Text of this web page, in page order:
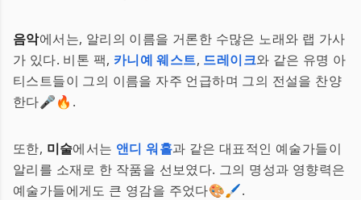
음악에서는, 알리의 이름을 거론한 수많은 노래와 랩 가사
가 있다. 비톤 팩, 카니예 웨스트, 드레이크와 같은 유명 아
티스트들이 그의 이름을 자주 언급하며 그의 전설을 찬양
한다🎤🔥.
또한, 미술에서는 앤디 워홀과 같은 대표적인 예술가들이
알리를 소재로 한 작품을 선보였다. 그의 명성과 영향력은
예술가들에게도 큰 영감을 주었다🎨🖌️.